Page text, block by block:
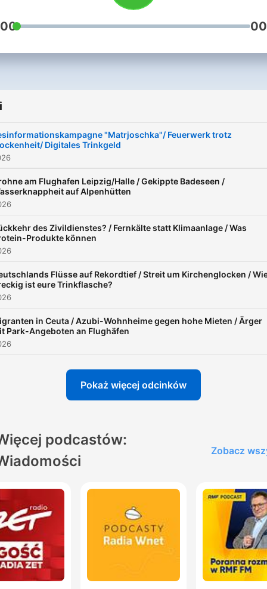
über die Infos für den Tag
darüber, was uns gerade
tagesschau-Podcast am
Kontakt: WhatsApp 0172
15minuten@tagesschau.de
"Matrjoschka"/ Feuerwerk trotz
Digitales Trinkgeld
am Flughafen Leipzig/Halle / Gekippte Badeseen /
auf Alpenhütten
des Zivildienstes? / Fernkälte statt Klimaanlage / Was
Produkte können
Flüsse auf Rekordtief / Streit um Kirchenglocken /
ist eure Trinkflasche?
in Ceuta / Azubi-Wohnheime gegen hohe Mieten / Ärger
Park-Angeboten an Flughäfen
Pokaż więcej odcinków
podcastów:
Zobacz